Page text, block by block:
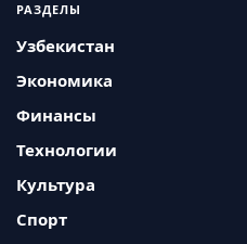
РАЗДЕЛЫ
Узбекистан
Экономика
Финансы
Технологии
Культура
Спорт